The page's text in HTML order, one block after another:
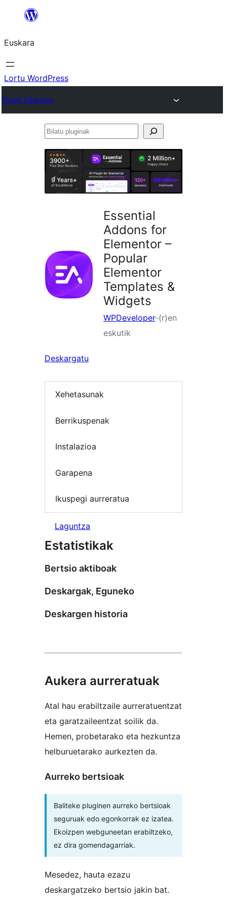
Euskara
Lortu WordPress
Plugin Directory
Bilatu
Essential
Addons for
Elementor –
Popular
Elementor
Templates &
Widgets
WPDeveloper-(r)en
eskutik
Deskargatu
Xehetasunak
Berrikuspenak
Instalazioa
Garapena
Ikuspegi aurreratua
Laguntza
Estatistikak
Bertsio aktiboak
Deskargak, Eguneko
Deskargen historia
Aukera aurreratuak
Atal hau erabiltzaile aurreratuentzat
eta garatzaileentzat soilik da.
Hemen, probetarako eta hezkuntza
helburuetarako aurkezten da.
Aurreko bertsioak
Baliteke pluginen aurreko bertsioak
seguruak edo egonkorrak ez izatea.
Ekoizpen webguneetan erabiltzeko,
ez dira gomendagarriak.
Mesedez, hauta ezazu
deskargatzeko bertsio jakin bat.